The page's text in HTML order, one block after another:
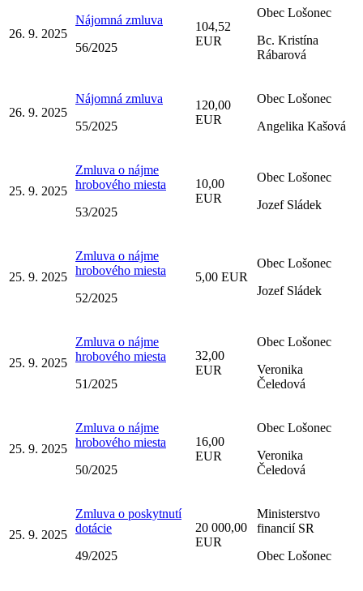
26. 9. 2025
Nájomná zmluva
56/2025
104,52
EUR
Obec Lošonec
Bc. Kristína
Rábarová
26. 9. 2025
Nájomná zmluva
55/2025
120,00
EUR
Obec Lošonec
Angelika Kašová
25. 9. 2025
Zmluva o nájme
hrobového miesta
53/2025
10,00
EUR
Obec Lošonec
Jozef Sládek
25. 9. 2025
Zmluva o nájme
hrobového miesta
52/2025
5,00 EUR
Obec Lošonec
Jozef Sládek
25. 9. 2025
Zmluva o nájme
hrobového miesta
51/2025
32,00
EUR
Obec Lošonec
Veronika
Čeledová
25. 9. 2025
Zmluva o nájme
hrobového miesta
50/2025
16,00
EUR
Obec Lošonec
Veronika
Čeledová
25. 9. 2025
Zmluva o poskytnutí
dotácie
49/2025
20 000,00
EUR
Ministerstvo
financií SR
Obec Lošonec